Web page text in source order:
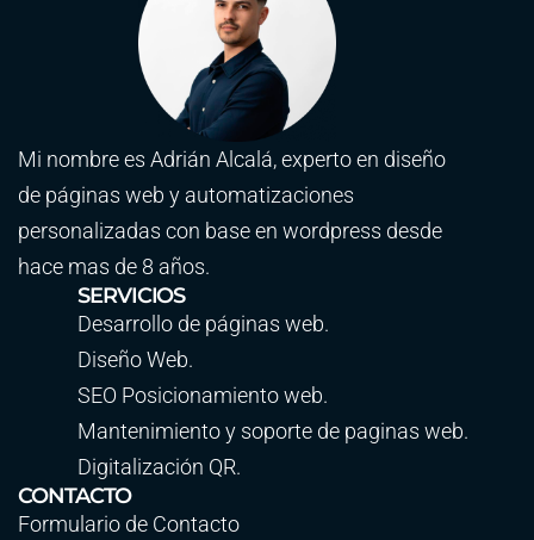
Mi nombre es Adrián Alcalá, experto en diseño
de páginas web y automatizaciones
personalizadas con base en wordpress desde
hace mas de 8 años.
SERVICIOS
Desarrollo de páginas web.
Diseño Web.
SEO Posicionamiento web.
Mantenimiento y soporte de paginas web.
Digitalización QR.
CONTACTO
Formulario de Contacto